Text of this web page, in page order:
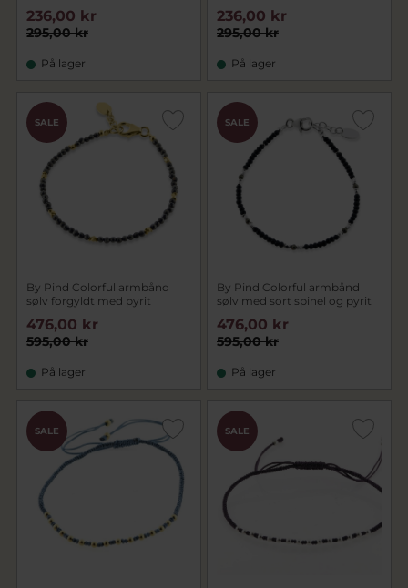
295,00 kr
236,00 kr
På lager
295,00 kr
236,00 kr
På lager
SALE
By Pind Colorful armbånd
sølv forgyldt med pyrit
595,00 kr
476,00 kr
På lager
SALE
By Pind Colorful armbånd
sølv med sort spinel og pyrit
595,00 kr
476,00 kr
På lager
SALE SALE